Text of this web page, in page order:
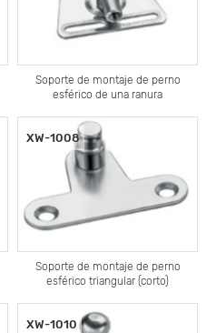
Soporte de montaje de perno
esférico de una ranura
Soporte de montaje de perno
esférico triangular (corto)
XW-1008
XW-1010